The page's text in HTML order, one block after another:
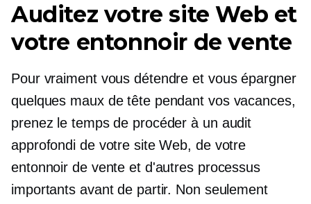
Auditez votre site Web et
votre entonnoir de vente
Pour vraiment vous détendre et vous épargner
quelques maux de tête pendant vos vacances,
prenez le temps de procéder à un audit
approfondi de votre site Web, de votre
entonnoir de vente et d'autres processus
importants avant de partir. Non seulement